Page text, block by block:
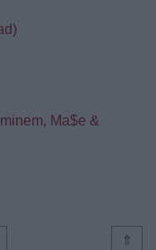
Ma$e &
⇑